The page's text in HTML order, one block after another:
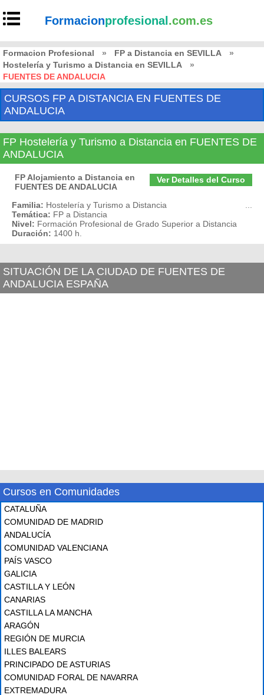
Formacionprofesional .com.es
Formacion Profesional » FP a Distancia en SEVILLA
»
Hostelería y Turismo a Distancia en SEVILLA
»
FUENTES DE ANDALUCIA
CURSOS FP A DISTANCIA EN FUENTES DE
ANDALUCIA
FP Hostelería y Turismo a Distancia en FUENTES DE
ANDALUCIA
Ver Detalles del Curso
FP Alojamiento a Distancia en
FUENTES DE ANDALUCIA
Familia: Hostelería y Turismo a Distancia
Temática: FP a Distancia
Nivel: Formación Profesional de Grado Superior a Distancia
Duración: 1400 h.
SITUACIÓN DE LA CIUDAD DE FUENTES DE
ANDALUCIA ESPAÑA
Cursos en Comunidades
CATALUÑA
COMUNIDAD DE MADRID
ANDALUCÍA
COMUNIDAD VALENCIANA
PAÍS VASCO
GALICIA
CASTILLA Y LEÓN
CANARIAS
CASTILLA LA MANCHA
ARAGÓN
REGIÓN DE MURCIA
ILLES BALEARS
PRINCIPADO DE ASTURIAS
COMUNIDAD FORAL DE NAVARRA
EXTREMADURA